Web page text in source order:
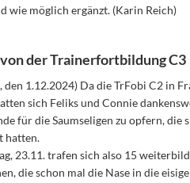
wie möglich ergänzt. (Karin Reich)
der Trainerfortbildung C3
den 1.12.2024) Da die TrFobi C2 in
sich Feliks und Connie
für die Saumseligen zu opfern, die
hatten.
23.11. trafen sich also 15
die schon mal die Nase in die